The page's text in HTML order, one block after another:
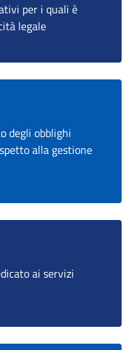
per i quali è
legale
degli obblighi
alla gestione
ai servizi